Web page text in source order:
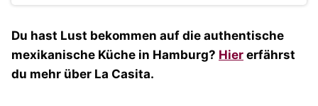
Du hast Lust bekommen auf die authentische
mexikanische Küche in Hamburg? Hier erfährst
du mehr über La Casita.